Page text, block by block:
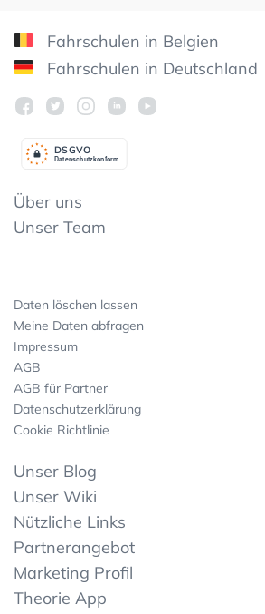
Fahrschulen in Belgien
Fahrschulen in Deutschland
Datenschutzkonform
DSGVO
Über uns
Unser Team
Daten löschen lassen
Meine Daten abfragen
Impressum
AGB
AGB für Partner
Datenschutzerklärung
Cookie Richtlinie
Unser Blog
Unser Wiki
Nützliche Links
Partnerangebot
Marketing Profil
Theorie App